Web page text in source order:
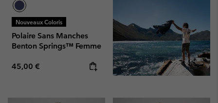
Nouveaux Coloris
Polaire Sans Manches
Benton Springs™ Femme
Regular price:
45,00 €